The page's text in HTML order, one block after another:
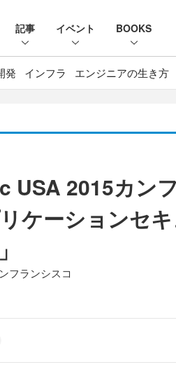
記事 イベント BOOKS
発 インフラ エンジニアの生き方
USA 2015カン
ケーションセ
フランシスコ